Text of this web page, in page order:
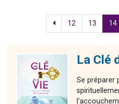
12 13 14
La Clé
Se préparer